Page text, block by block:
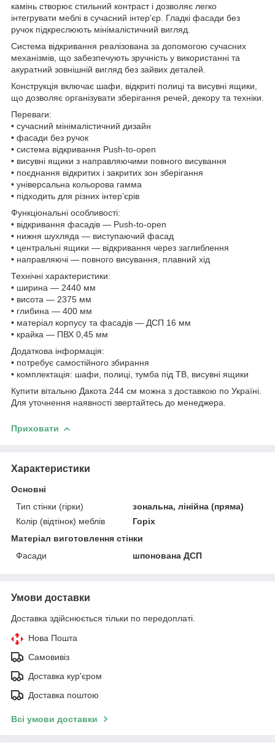
камінь створює стильний контраст і дозволяє легко
інтегрувати меблі в сучасний інтер’єр. Гладкі фасади без
ручок підкреслюють мінімалістичний вигляд.
Система відкривання реалізована за допомогою сучасних
механізмів, що забезпечують зручність у використанні та
акуратний зовнішній вигляд без зайвих деталей.
Конструкція включає шафи, відкриті полиці та висувні ящики,
що дозволяє організувати зберігання речей, декору та техніки.
Переваги:
• сучасний мінімалістичний дизайн
• фасади без ручок
• система відкривання Push-to-open
• висувні ящики з направляючими повного висування
• поєднання відкритих і закритих зон зберігання
• універсальна кольорова гамма
• підходить для різних інтер’єрів
Функціональні особливості:
• відкривання фасадів — Push-to-open
• нижня шухляда — виступаючий фасад
• центральні ящики — відкривання через заглиблення
• направляючі — повного висування, плавний хід
Технічні характеристики:
• ширина — 2440 мм
• висота — 2375 мм
• глибина — 400 мм
• матеріал корпусу та фасадів — ДСП 16 мм
• крайка — ПВХ 0,45 мм
Додаткова інформація:
• потребує самостійного збирання
• комплектація: шафи, полиці, тумба під ТВ, висувні ящики
Купити вітальню Дакота 244 см можна з доставкою по Україні.
Для уточнення наявності звертайтесь до менеджера.
Приховати
Характеристики
Основні
Тип стінки (гірки)
зональна, лінійна (пряма)
Колір (відтінок) меблів
Горіх
Матеріал виготовлення стінки
Фасади
шпонована ДСП
Умови доставки
Доставка здійснюється тільки по передоплаті.
Нова Пошта
Самовивіз
Доставка кур'єром
Доставка поштою
Всі умови доставки